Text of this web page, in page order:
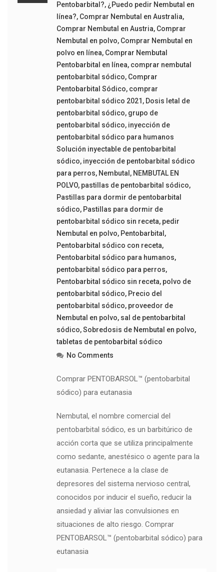
Pentobarbital?, ¿Puedo pedir Nembutal en
línea?, Comprar Nembutal en Australia,
Comprar Nembutal en Austria, Comprar
Nembutal en polvo, Comprar Nembutal en
polvo en línea, Comprar Nembutal
Pentobarbital en línea, comprar nembutal
pentobarbital sódico, Comprar
Pentobarbital Sódico, comprar
pentobarbital sódico 2021 , Dosis letal de
pentobarbital sódico, grupo de
pentobarbital sódico, inyección de
pentobarbital sódico para humanos
Solución inyectable de pentobarbital
sódico, inyección de pentobarbital sódico
para perros, Nembutal , NEMBUTAL EN
POLVO, pastillas de pentobarbital sódico,
Pastillas para dormir de pentobarbital
sódico, Pastillas para dormir de
pentobarbital sódico sin receta, pedir
Nembutal en polvo, Pentobarbital ,
Pentobarbital sódico con receta,
Pentobarbital sódico para humanos,
pentobarbital sódico para perros,
Pentobarbital sódico sin receta, polvo de
pentobarbital sódico, Precio del
pentobarbital sódico, proveedor de
Nembutal en polvo, sal de pentobarbital
sódico,Sobredosis de Nembutal en polvo,
tabletas de pentobarbital sódico
No Comments
Comprar PENTOBARSOL™ (pentobarbital
sódico) para eutanasia
Nembutal, el nombre comercial del
pentobarbital sódico, es un barbitúrico de
acción corta que se utiliza principalmente
como sedante, anestésico o agente para la
eutanasia. Pertenece a la clase de
depresores del sistema nervioso central,
conocidos por inducir el sueño, reducir la
ansiedad y aliviar las convulsiones en
situaciones de alto riesgo. Comprar
PENTOBARSOL™ (pentobarbital sódico) para
eutanasia